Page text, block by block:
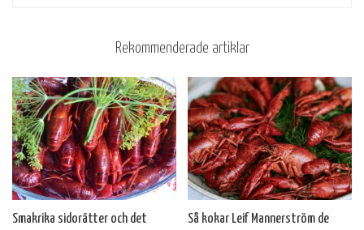
Rekommenderade artiklar
Smakrika sidorätter och det
Så kokar Leif Mannerström de